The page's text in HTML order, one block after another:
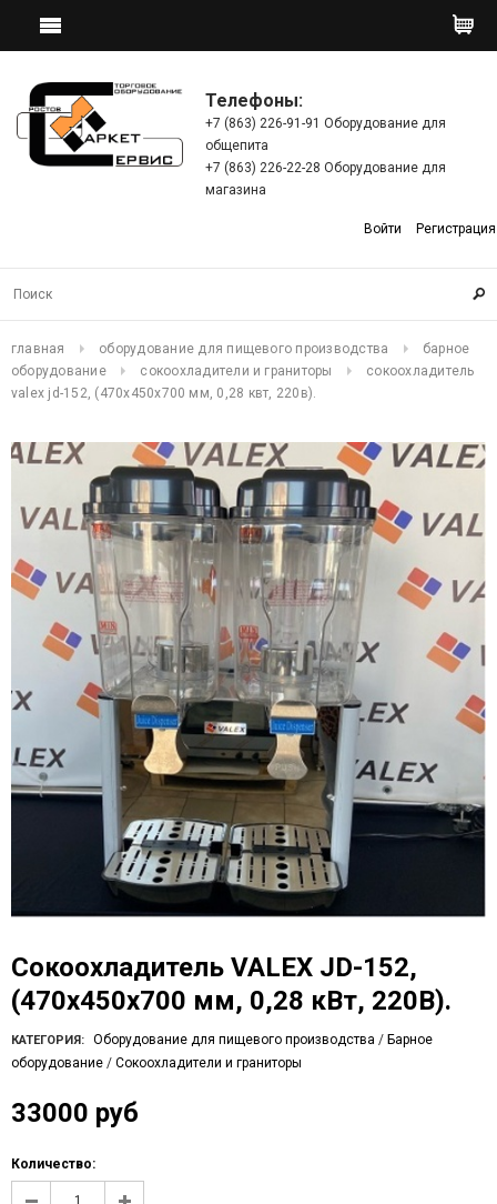
Телефоны:
+7 (863) 226-91-91 Оборудование для
общепита
+7 (863) 226-22-28 Оборудование для
магазина
Войти Регистрация
главная оборудование для пищевого производства
барное
оборудование
сокоохладители и граниторы
сокоохладитель
valex jd-152, (470х450х700 мм, 0,28 квт, 220в).
Сокоохладитель VALEX JD-152,
(470х450х700 мм, 0,28 кВт, 220В).
КАТЕГОРИЯ: Оборудование для пищевого производства / Барное
оборудование / Сокоохладители и граниторы
33000 руб
Количество: